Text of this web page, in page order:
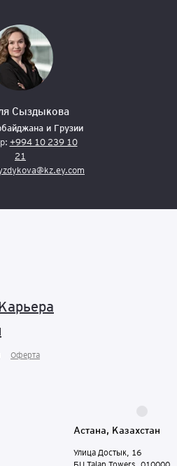
Сыздыкова
и Грузии
+994 10 239 10
21
Оферта
Астана, Казахстан
Улица Достык, 16